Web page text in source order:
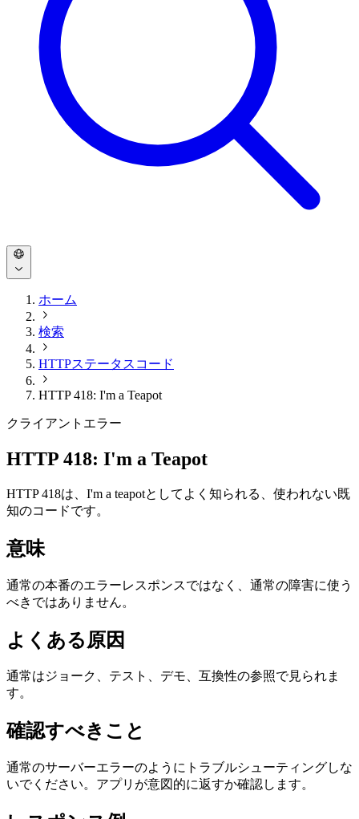
ホーム
検索
HTTPステータスコード
HTTP 418: I'm a Teapot
クライアントエラー
HTTP 418: I'm a Teapot
HTTP 418は、I'm a teapotとしてよく知られる、使われない既
知のコードです。
意味
通常の本番のエラーレスポンスではなく、通常の障害に使う
べきではありません。
よくある原因
通常はジョーク、テスト、デモ、互換性の参照で見られま
す。
確認すべきこと
通常のサーバーエラーのようにトラブルシューティングしな
いでください。アプリが意図的に返すか確認します。